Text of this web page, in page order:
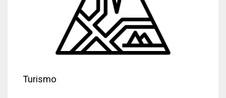
Turismo